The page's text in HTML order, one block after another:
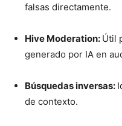
falsas directamente.
Hive Moderation: Útil
generado por IA en
Búsquedas inversas:
de contexto.